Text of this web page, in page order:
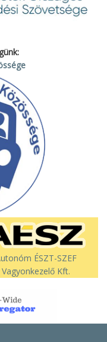
ÉSZT-SZEF
Vagyonkezelő Kft.